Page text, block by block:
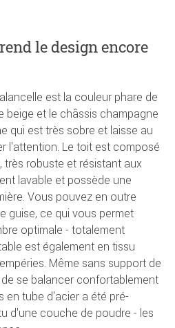
le design encore
est la couleur phare de
beige et le châssis champagne
qui est très sobre et laisse au
l'attention. Le toit est composé
très robuste et résistant aux
lavable et possède une
Vous pouvez en outre
guise, ce qui vous permet
optimale - totalement
est également en tissu
Même sans support de
se balancer confortablement
en tube d'acier a été pré-
d'une couche de poudre - les